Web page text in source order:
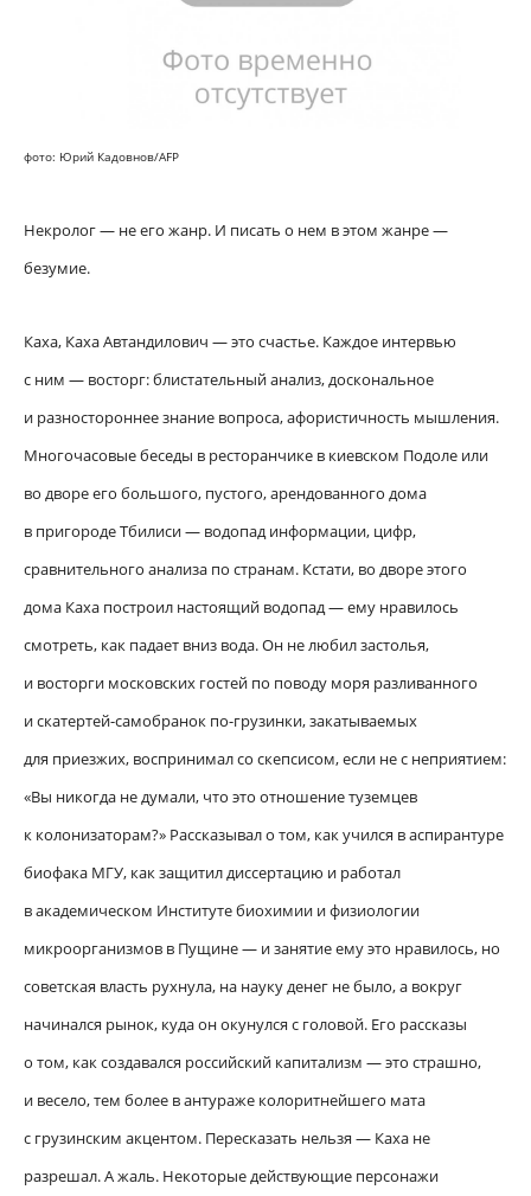
фото: Юрий Кадовнов/AFP
Некролог — не его жанр. И писать о нем в этом жанре —
безумие.
Каха, Каха Автандилович — это счастье. Каждое интервью
с ним — восторг: блистательный анализ, доскональное
и разностороннее знание вопроса, афористичность мышления.
Многочасовые беседы в ресторанчике в киевском Подоле или
во дворе его большого, пустого, арендованного дома
в пригороде Тбилиси — водопад информации, цифр,
сравнительного анализа по странам. Кстати, во дворе этого
дома Каха построил настоящий водопад — ему нравилось
смотреть, как падает вниз вода. Он не любил застолья,
и восторги московских гостей по поводу моря разливанного
и скатертей-самобранок по-грузинки, закатываемых
для приезжих, воспринимал со скепсисом, если не с неприятием:
«Вы никогда не думали, что это отношение туземцев
к колонизаторам?» Рассказывал о том, как учился в аспирантуре
биофака МГУ, как защитил диссертацию и работал
в академическом Институте биохимии и физиологии
микроорганизмов в Пущине — и занятие ему это нравилось, но
советская власть рухнула, на науку денег не было, а вокруг
начинался рынок, куда он окунулся с головой. Его рассказы
о том, как создавался российский капитализм — это страшно,
и весело, тем более в антураже колоритнейшего мата
с грузинским акцентом. Пересказать нельзя — Каха не
разрешал. А жаль. Некоторые действующие персонажи